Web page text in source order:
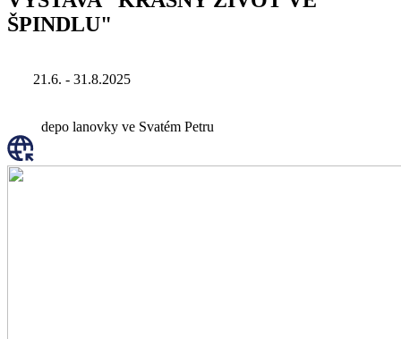
ŠPINDLU"
21.6. - 31.8.2025
depo lanovky ve Svatém Petru